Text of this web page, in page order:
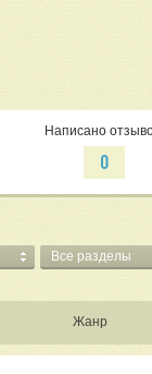
Написано
0
Все разделы
Жанр